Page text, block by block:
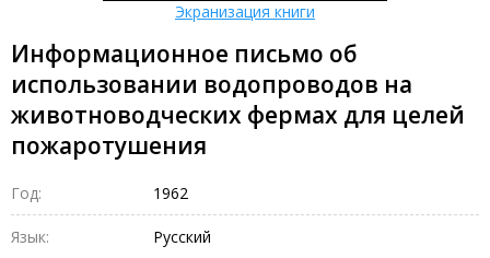
Экранизация книги
Информационное письмо об
использовании водопроводов на
животноводческих фермах для целей
пожаротушения
Год: 1962
Язык: Русский